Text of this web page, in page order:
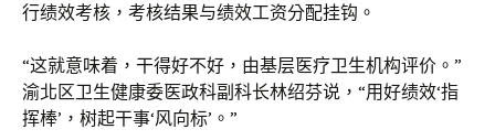
行绩效考核，考核结果与绩效工资分配挂钩。
“这就意味着，干得好不好，由基层医疗卫生机构评价。”
渝北区卫生健康委医政科副科长林绍芬说，“用好绩效‘指
挥棒’，树起干事‘风向标’。”